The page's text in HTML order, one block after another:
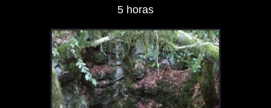
5 horas